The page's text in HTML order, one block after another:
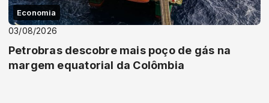
Economia
03/08/2026
Petrobras descobre mais poço de gás na
margem equatorial da Colômbia